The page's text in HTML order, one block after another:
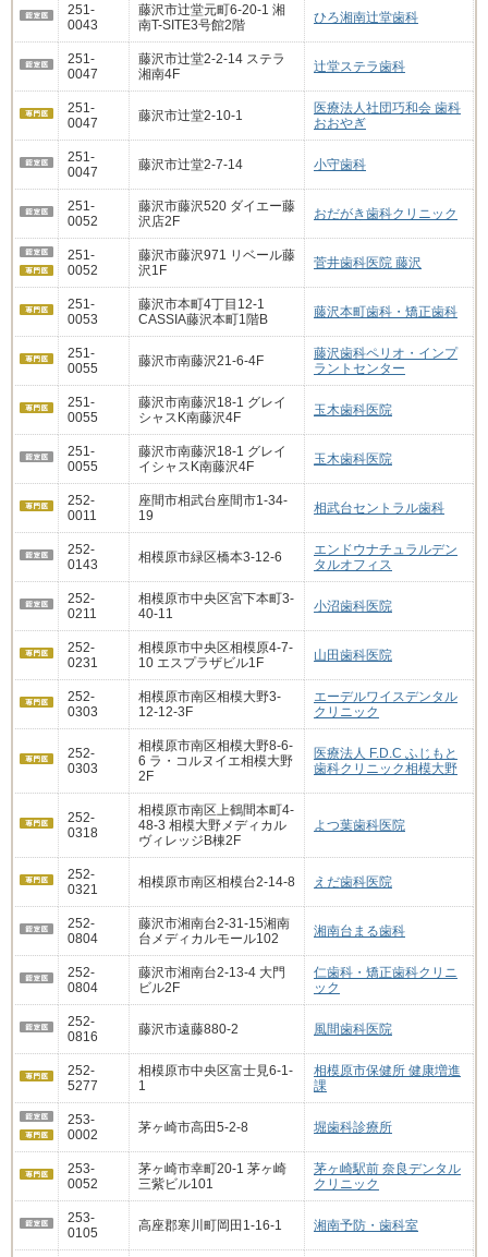
251-
0043
藤沢市辻堂元町6-20-1 湘
南T-SITE3号館2階
ひろ湘南辻堂歯科
251-
0047
藤沢市辻堂2-2-14 ステラ
湘南4F
辻堂ステラ歯科
251-
0047
藤沢市辻堂2-10-1
医療法人社団巧和会 歯科
おおやぎ
251-
0047
藤沢市辻堂2-7-14 小守歯科
251-
0052
藤沢市藤沢520 ダイエー藤
沢店2F
おだがき歯科クリニック
251-
0052
藤沢市藤沢971 リベール藤
沢1F
菅井歯科医院 藤沢
251-
0053
藤沢市本町4丁目12-1
CASSIA藤沢本町1階B
藤沢本町歯科・矯正歯科
251-
0055
藤沢市南藤沢21-6-4F
藤沢歯科ペリオ・インプ
ラントセンター
251-
0055
藤沢市南藤沢18-1 グレイ
シャスK南藤沢4F
玉木歯科医院
251-
0055
藤沢市南藤沢18-1 グレイ
イシャスK南藤沢4F
玉木歯科医院
252-
0011
座間市相武台座間市1-34-
19
相武台セントラル歯科
252-
0143
相模原市緑区橋本3-12-6
エンドウナチュラルデン
タルオフィス
252-
0211
相模原市中央区宮下本町3-
40-11
小沼歯科医院
252-
0231
相模原市中央区相模原4-7-
10 エスプラザビル1F
山田歯科医院
252-
0303
相模原市南区相模大野3-
12-12-3F
エーデルワイスデンタル
クリニック
252-
0303
相模原市南区相模大野8-6-
6 ラ・コルヌイエ相模大野
2F
医療法人 F.D.C ふじもと
歯科クリニック相模大野
252-
0318
相模原市南区上鶴間本町4-
48-3 相模大野メディカル
ヴィレッジB棟2F
よつ葉歯科医院
252-
0321
相模原市南区相模台2-14-8 えだ歯科医院
252-
0804
藤沢市湘南台2-31-15湘南
台メディカルモール102
湘南台まる歯科
252-
0804
藤沢市湘南台2-13-4 大門
ビル2F
仁歯科・矯正歯科クリニ
ック
252-
0816
藤沢市遠藤880-2 風間歯科医院
252-
5277
相模原市中央区富士見6-1-
1
相模原市保健所 健康増進
課
253-
0002
茅ヶ崎市高田5-2-8 堀歯科診療所
253-
0052
茅ヶ崎市幸町20-1 茅ヶ崎
三紫ビル101
茅ヶ崎駅前 奈良デンタル
クリニック
253-
0105
高座郡寒川町岡田1-16-1 湘南予防・歯科室